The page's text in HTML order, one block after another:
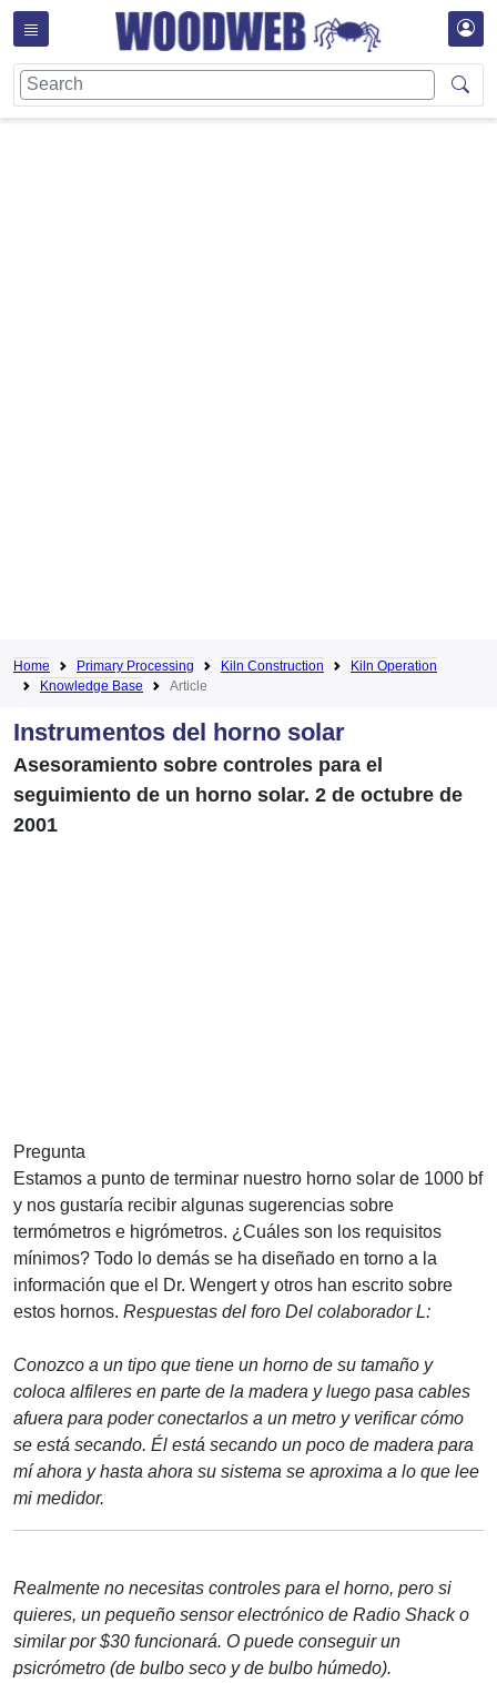
Home Primary Processing Kiln Construction
Kiln Operation
Knowledge Base
Article
Instrumentos del horno solar
Asesoramiento sobre controles para el
seguimiento de un horno solar. 2 de octubre de
2001
Pregunta
Estamos a punto de terminar nuestro horno solar de 1000 bf
y nos gustaría recibir algunas sugerencias sobre
termómetros e higrómetros. ¿Cuáles son los requisitos
mínimos? Todo lo demás se ha diseñado en torno a la
información que el Dr. Wengert y otros han escrito sobre
estos hornos. Respuestas del foro Del colaborador L:
Conozco a un tipo que tiene un horno de su tamaño y
coloca alfileres en parte de la madera y luego pasa cables
afuera para poder conectarlos a un metro y verificar cómo
se está secando. Él está secando un poco de madera para
mí ahora y hasta ahora su sistema se aproxima a lo que lee
mi medidor.
Realmente no necesitas controles para el horno, pero si
quieres, un pequeño sensor electrónico de Radio Shack o
similar por $30 funcionará. O puede conseguir un
psicrómetro (de bulbo seco y de bulbo húmedo).